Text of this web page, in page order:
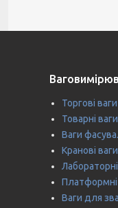
Торгові ваги
Товарні ваги
Ваги
Кранові ваги
Платформні
Ваги для